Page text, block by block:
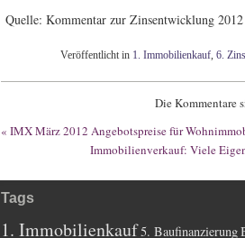
Quelle: Kommentar zur Zinsentwicklung
Veröffentlicht in 1. Immobilienkauf, 6.
Die Kommentare
« IMX März 2012 Angebotspreise für
Immobilienverkauf: Viele
Tags
1. Immobilienkauf5. Baufinanzierung